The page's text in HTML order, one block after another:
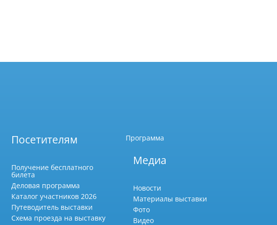
Посетителям
Получение бесплатного
билета
Деловая программа
Каталог участников 2026
Путеводитель выставки
Схема проезда на выставку
Программа
Медиа
Новости
Материалы выставки
Фото
Видео